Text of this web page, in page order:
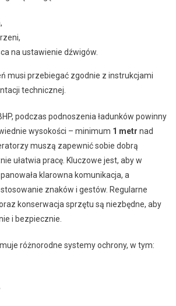
na ustawienie dźwigów.
musi przebiegać zgodnie z instrukcjami
technicznej.
podczas podnoszenia ładunków powinny
wysokości – minimum 1 metr nad
muszą zapewnić sobie dobrą
ułatwia pracę. Kluczowe jest, aby w
klarowna komunikacja, a
znaków i gestów. Regularne
konserwacja sprzętu są niezbędne, aby
i bezpiecznie.
różnorodne systemy ochrony, w tym: